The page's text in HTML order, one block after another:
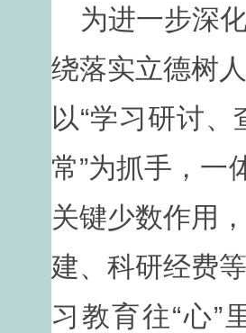
为进一步深
绕落实立德树
以“学习研讨
常”为抓手，一
关键少数作用
建、科研经费
习教育往“心”